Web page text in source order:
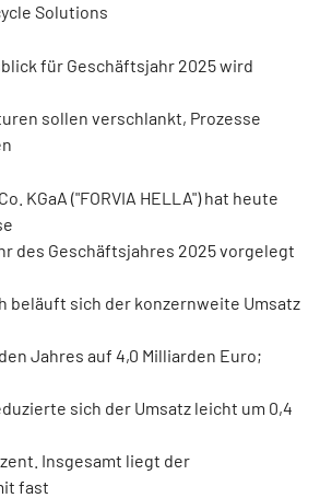
Solutions
für Geschäftsjahr 2025 wird
sollen verschlankt, Prozesse
KGaA ("FORVIA HELLA") hat heute
des Geschäftsjahres 2025 vorgelegt
beläuft sich der konzernweite Umsatz
Jahres auf 4,0 Milliarden Euro;
sich der Umsatz leicht um 0,4
Insgesamt liegt der
fast